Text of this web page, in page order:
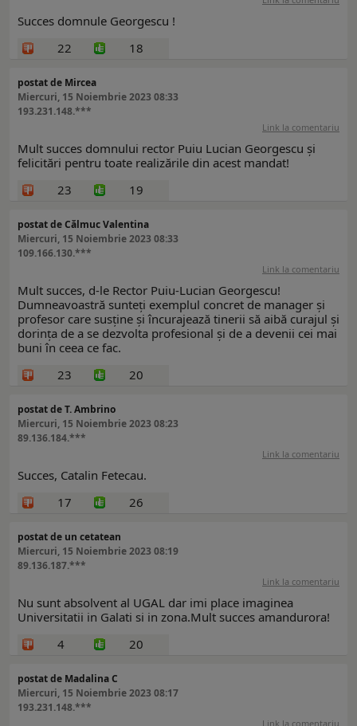
Succes domnule Georgescu !
22
18
postat de Mircea
Miercuri, 15 Noiembrie 2023 08:33
193.231.148.***
Link la comentariu
Mult succes domnului rector Puiu Lucian Georgescu și
felicitări pentru toate realizările din acest mandat!
23
19
postat de Călmuc Valentina
Miercuri, 15 Noiembrie 2023 08:33
109.166.130.***
Link la comentariu
Mult succes, d-le Rector Puiu-Lucian Georgescu!
Dumneavoastră sunteți exemplul concret de manager și
profesor care susține și încurajează tinerii să aibă curajul și
dorința de a se dezvolta profesional și de a devenii cei mai
buni în ceea ce fac.
23
20
postat de T. Ambrino
Miercuri, 15 Noiembrie 2023 08:23
89.136.184.***
Link la comentariu
Succes, Catalin Fetecau.
17
26
postat de un cetatean
Miercuri, 15 Noiembrie 2023 08:19
89.136.187.***
Link la comentariu
Nu sunt absolvent al UGAL dar imi place imaginea
Universitatii in Galati si in zona.Mult succes amandurora!
4
20
postat de Madalina C
Miercuri, 15 Noiembrie 2023 08:17
193.231.148.***
Link la comentariu